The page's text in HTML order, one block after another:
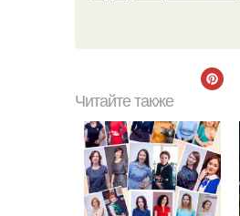
Читайте также